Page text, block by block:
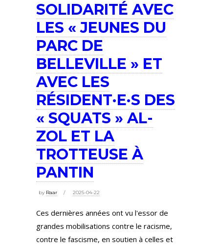
SOLIDARITÉ AVEC
LES « JEUNES DU
PARC DE
BELLEVILLE » ET
AVEC LES
RÉSIDENT·E·S DES
« SQUATS » AL-
ZOL ET LA
TROTTEUSE À
PANTIN
by Raar 2025-04-22
Ces dernières années ont vu l'essor de
grandes mobilisations contre le racisme,
contre le fascisme, en soutien à celles et